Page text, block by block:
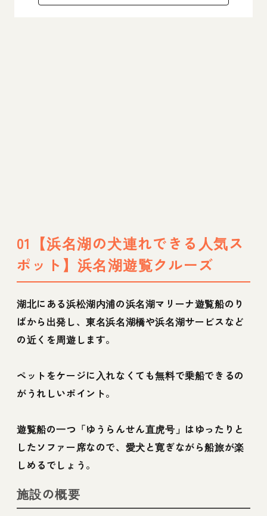
01【浜名湖の犬連れできる人気ス
ポット】浜名湖遊覧クルーズ
湖北にある浜松湖内浦の浜名湖マリーナ遊覧船のり
ばから出発し、東名浜名湖橋や浜名湖サービスなど
の近くを周遊します。
ペットをケージに入れなくても無料で乗船できるの
がうれしいポイント。
遊覧船の一つ「ゆうらんせん直虎号」はゆったりと
したソファー席なので、愛犬と寛ぎながら船旅が楽
しめるでしょう。
施設の概要